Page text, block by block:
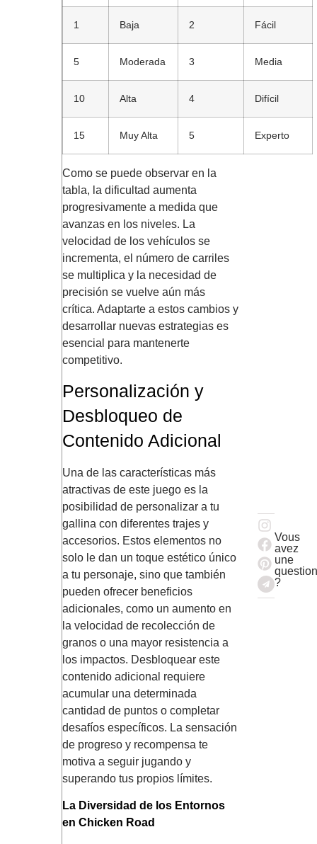
1 Baja 2 Fácil
5 Moderada 3 Media
10 Alta 4 Difícil
15 Muy Alta 5 Experto
Como se puede observar en la
tabla, la dificultad aumenta
progresivamente a medida que
avanzas en los niveles. La
velocidad de los vehículos se
incrementa, el número de carriles
se multiplica y la necesidad de
precisión se vuelve aún más
crítica. Adaptarte a estos cambios y
desarrollar nuevas estrategias es
esencial para mantenerte
competitivo.
Personalización y
Desbloqueo de
Contenido Adicional
Una de las características más
atractivas de este juego es la
posibilidad de personalizar a tu
gallina con diferentes trajes y
accesorios. Estos elementos no
solo le dan un toque estético único
a tu personaje, sino que también
pueden ofrecer beneficios
adicionales, como un aumento en
la velocidad de recolección de
granos o una mayor resistencia a
los impactos. Desbloquear este
contenido adicional requiere
acumular una determinada
cantidad de puntos o completar
desafíos específicos. La sensación
de progreso y recompensa te
motiva a seguir jugando y
superando tus propios límites.
La Diversidad de los Entornos
en Chicken Road
Vous
avez
une
?